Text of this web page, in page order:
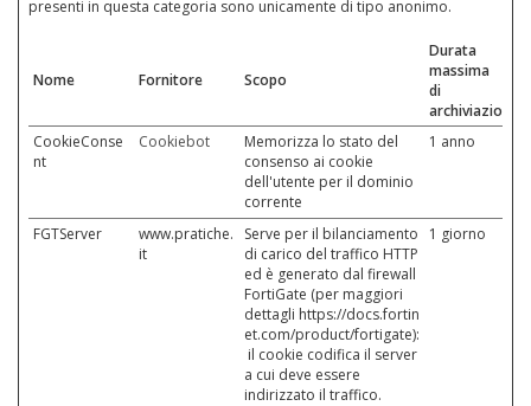
presenti in questa categoria sono unicamente di tipo anonimo.
Nome Fornitore Scopo
Durata
massima
di
archiviazione
CookieConse
nt
Cookiebot
Memorizza lo stato del
consenso ai cookie
dell'utente per il dominio
corrente
1 anno
FGTServer
www.pratiche.
it
Serve per il bilanciamento
di carico del traffico HTTP
ed è generato dal firewall
FortiGate (per maggiori
dettagli https://docs.fortin
et.com/product/fortigate):
il cookie codifica il server
a cui deve essere
indirizzato il traffico.
1 giorno